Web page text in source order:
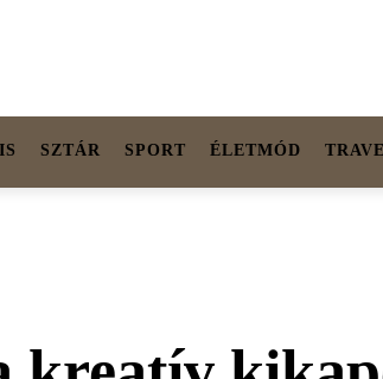
SZTÁR SPORT ÉLETMÓD